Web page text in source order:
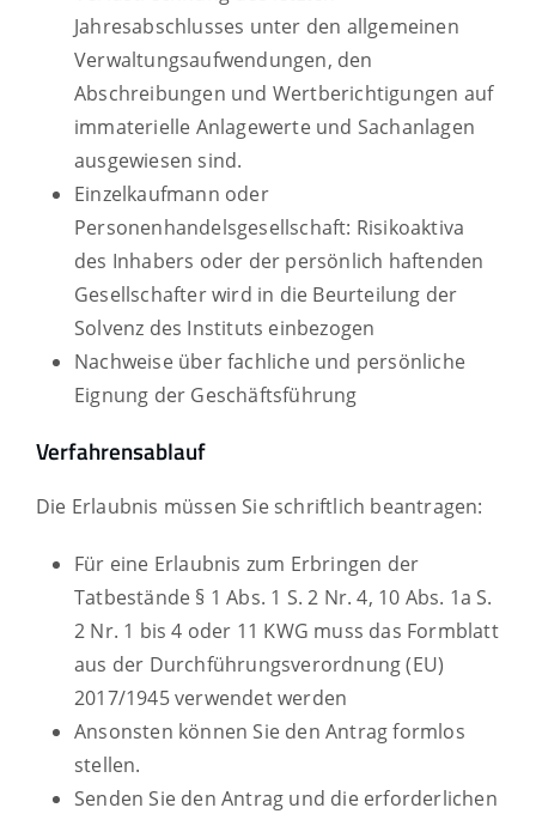
Jahresabschlusses unter den allgemeinen
Verwaltungsaufwendungen, den
Abschreibungen und Wertberichtigungen auf
immaterielle Anlagewerte und Sachanlagen
ausgewiesen sind.
Einzelkaufmann oder
Personenhandelsgesellschaft: Risikoaktiva
des Inhabers oder der persönlich haftenden
Gesellschafter wird in die Beurteilung der
Solvenz des Instituts einbezogen
Nachweise über fachliche und persönliche
Eignung der Geschäftsführung
Verfahrensablauf
Die Erlaubnis müssen Sie schriftlich beantragen:
Für eine Erlaubnis zum Erbringen der
Tatbestände § 1 Abs. 1 S. 2 Nr. 4, 10 Abs. 1a S.
2 Nr. 1 bis 4 oder 11 KWG muss das Formblatt
aus der Durchführungsverordnung (EU)
2017/1945 verwendet werden
Ansonsten können Sie den Antrag formlos
stellen.
Senden Sie den Antrag und die erforderlichen